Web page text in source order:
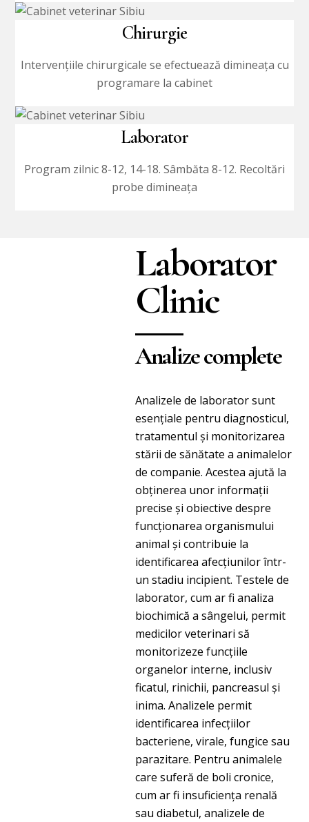
Chirurgie
Intervenţiile chirurgicale se efectuează dimineaţa cu
programare la cabinet
Laborator
Program zilnic 8-12, 14-18. Sâmbăta 8-12. Recoltări
probe dimineaţa
Laborator
Clinic
Analize complete
Analizele de laborator sunt
esențiale pentru diagnosticul,
tratamentul și monitorizarea
stării de sănătate a animalelor
de companie. Acestea ajută la
obținerea unor informații
precise și obiective despre
funcționarea organismului
animal și contribuie la
identificarea afecțiunilor într-
un stadiu incipient. Testele de
laborator, cum ar fi analiza
biochimică a sângelui, permit
medicilor veterinari să
monitorizeze funcțiile
organelor interne, inclusiv
ficatul, rinichii, pancreasul și
inima. Analizele permit
identificarea infecțiilor
bacteriene, virale, fungice sau
parazitare. Pentru animalele
care suferă de boli cronice,
cum ar fi insuficiența renală
sau diabetul, analizele de